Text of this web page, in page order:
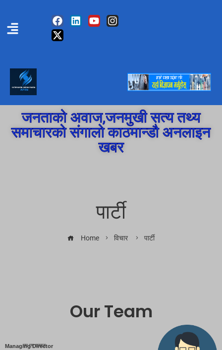
जनताको अवाज,जनमुखी सत्य तथ्य
समाचारको संगालो काठमान्डौ अनलाइन
खबर
पार्टी
Home विचार पार्टी
Our Team
Managing Director
एम एम तामाङ